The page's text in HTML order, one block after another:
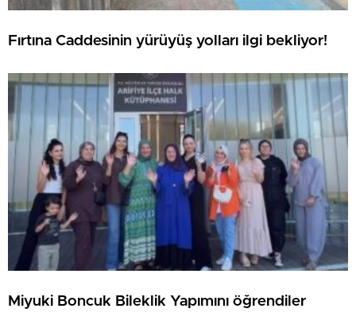
Fırtına Caddesinin yürüyüş yolları ilgi bekliyor!
Miyuki Boncuk Bileklik Yapımını öğrendiler